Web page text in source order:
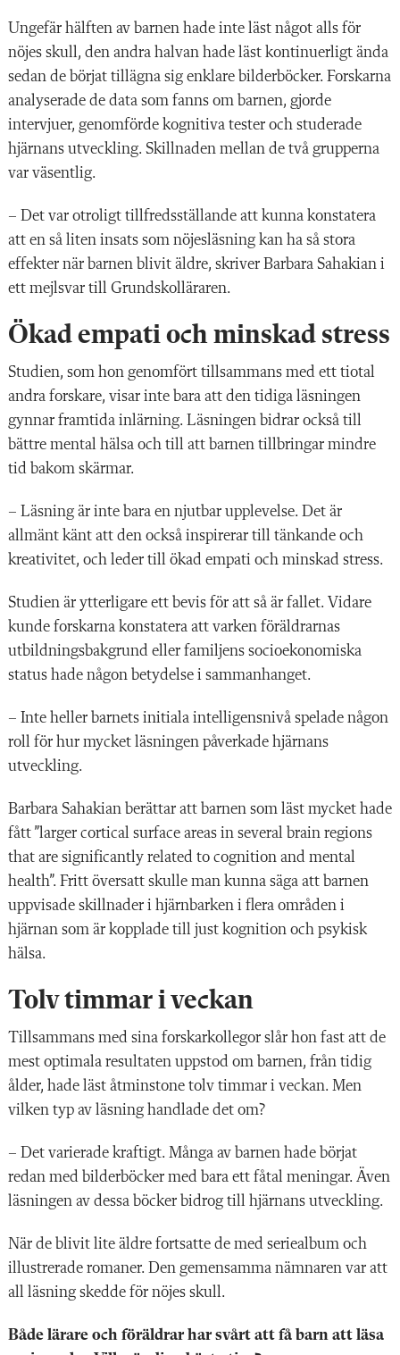
Ungefär hälften av barnen hade inte läst något alls för
nöjes skull, den andra halvan hade läst kontinuerligt ända
sedan de börjat tillägna sig enklare bilderböcker. Forskarna
analyserade de data som fanns om barnen, gjorde
intervjuer, genomförde kognitiva tester och studerade
hjärnans utveckling. Skillnaden mellan de två grupperna
var väsentlig.
– Det var otroligt tillfredsställande att kunna konstatera
att en så liten insats som nöjesläsning kan ha så stora
effekter när barnen blivit äldre, skriver Barbara Sahakian i
ett mejlsvar till Grundskolläraren.
Ökad empati och minskad stress
Studien, som hon genomfört tillsammans med ett tiotal
andra forskare, visar inte bara att den tidiga läsningen
gynnar framtida inlärning. Läsningen bidrar också till
bättre mental hälsa och till att barnen tillbringar mindre
tid bakom skärmar.
– Läsning är inte bara en njutbar upplevelse. Det är
allmänt känt att den också inspirerar till tänkande och
kreativitet, och leder till ökad empati och minskad stress.
Studien är ytterligare ett bevis för att så är fallet. Vidare
kunde forskarna konstatera att varken föräldrarnas
utbildningsbakgrund eller familjens socioekonomiska
status hade någon betydelse i sammanhanget.
– Inte heller barnets initiala intelligensnivå spelade någon
roll för hur mycket läsningen påverkade hjärnans
utveckling.
Barbara Sahakian berättar att barnen som läst mycket hade
fått ”larger cortical surface areas in several brain regions
that are significantly related to cognition and mental
health”. Fritt översatt skulle man kunna säga att barnen
uppvisade skillnader i hjärnbarken i flera områden i
hjärnan som är kopplade till just kognition och psykisk
hälsa.
Tolv timmar i veckan
Tillsammans med sina forskarkollegor slår hon fast att de
mest optimala resultaten uppstod om barnen, från tidig
ålder, hade läst åtminstone tolv timmar i veckan. Men
vilken typ av läsning handlade det om?
– Det varierade kraftigt. Många av barnen hade börjat
redan med bilderböcker med bara ett fåtal meningar. Även
läsningen av dessa böcker bidrog till hjärnans utveckling.
När de blivit lite äldre fortsatte de med seriealbum och
illustrerade romaner. Den gemensamma nämnaren var att
all läsning skedde för nöjes skull.
Både lärare och föräldrar har svårt att få barn att läsa